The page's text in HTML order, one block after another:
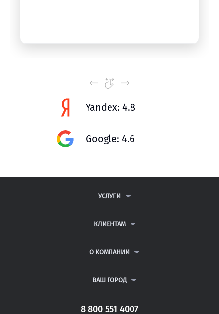
Yandex: 4.8
Google: 4.6
УСЛУГИ
ДИПЛОМНЫЕ РАБОТЫ
РЕФЕРАТЫ
КЛИЕНТАМ
ВОПРОСЫ И ОТВЕТЫ
ПОЛИТИКА КОНФИДЕНЦИАЛЬНОСТИ
О КОМПАНИИ
КОНТАКТЫ
ВАШ ГОРОД
САНКТ-ПЕТЕРБУРГ
8 800 551 4007